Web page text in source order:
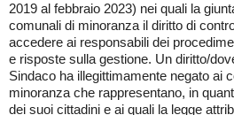
2019 al febbraio 2023) nei quali la
comunali di minoranza il diritto di
accedere ai responsabili dei
e risposte sulla gestione. Un diritto/
Sindaco ha illegittimamente negato ai
minoranza che rappresentano, in
dei suoi cittadini e ai quali la legge